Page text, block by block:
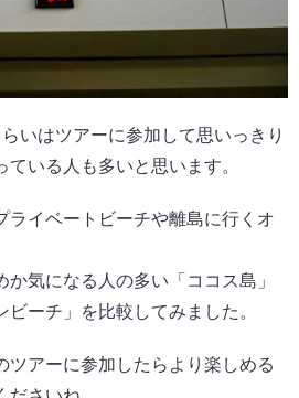
いはツアーに参加して思いっきり
いる人も多いと思います。
ライベートビーチや離島に行くオ
気になる人の多い「ココス島」
ーチ」を比較してみました。
ツアーに参加したらより楽しめる